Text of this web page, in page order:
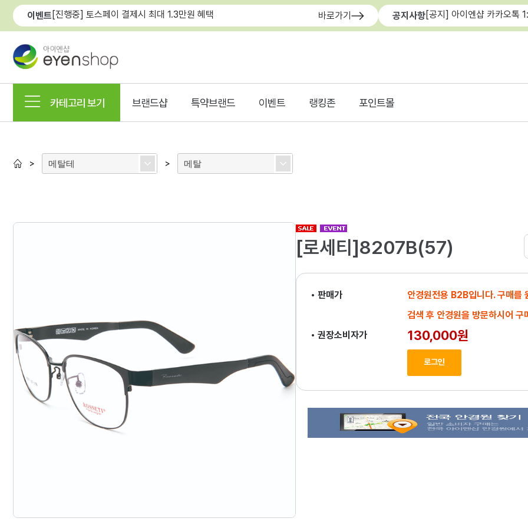
이벤트 [진행중] 토스페이 결제시 최대 1.3만원 혜택 바로가기 공지사항[공지] 아이엔샵 카카오톡
카테고리 보기 브랜드샵 특약브랜드 이벤트 랭킹존 포인트몰
> 메탈테 > 메탈
[로세티]8207B(57)
• 판매가
안경원전용 B2B입니다. 구매를
검색 후 안경원을 방문하시어 구
• 권장소비자가
130,000원
로그인